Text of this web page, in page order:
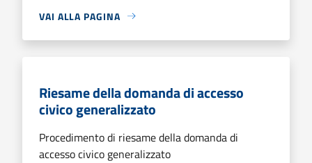
VAI ALLA PAGINA
Riesame della domanda di accesso
civico generalizzato
Procedimento di riesame della domanda di
accesso civico generalizzato